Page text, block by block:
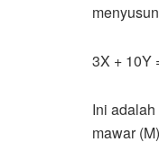
3X + 10Y
Ini
mawar